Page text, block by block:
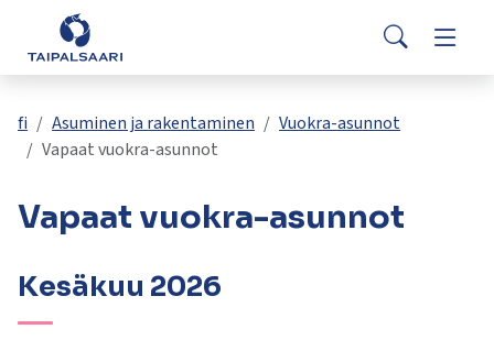
Siirry pääsisältöön
Palaute
Yhteystiedot
Search
Valitse
oleva
tulos
ja
alasnuolilla.
valittuun
hakutulokseen
Asuminen ja rakentaminen
Opetus ja kasvatus
Kunta ja päätöksenteko
fi Asuminen ja rakentaminen
Vuokra-asunnot
Vapaat vuokra-asunnot
Vapaat vuokra-asunnot
Kesäkuu 2026